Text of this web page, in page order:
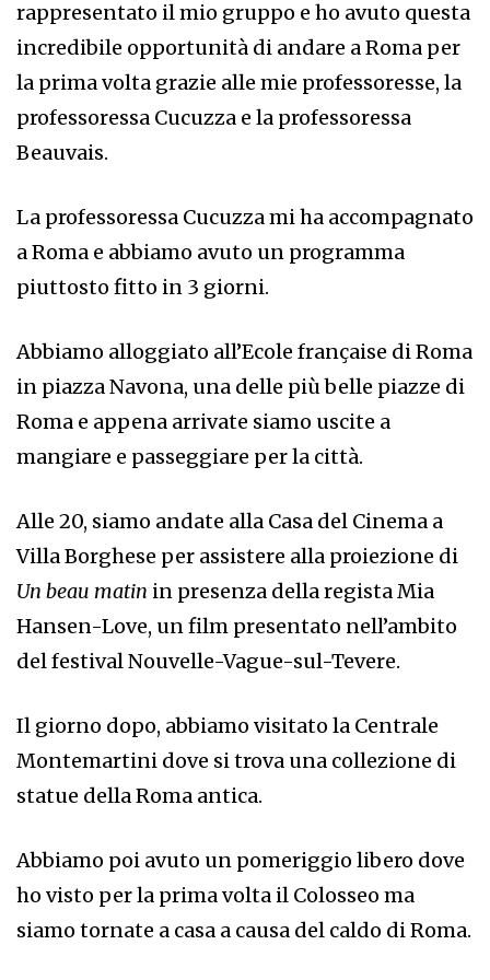
rappresentato il mio gruppo e ho avuto questa
incredibile opportunità di andare a Roma per
la prima volta grazie alle mie professoresse, la
professoressa Cucuzza e la professoressa
Beauvais.
La professoressa Cucuzza mi ha accompagnato
a Roma e abbiamo avuto un programma
piuttosto fitto in 3 giorni.
Abbiamo alloggiato all’Ecole française di Roma
in piazza Navona, una delle più belle piazze di
Roma e appena arrivate siamo uscite a
mangiare e passeggiare per la città.
Alle 20, siamo andate alla Casa del Cinema a
Villa Borghese per assistere alla proiezione di
Un beau matin in presenza della regista Mia
Hansen-Love, un film presentato nell’ambito
del festival Nouvelle-Vague-sul-Tevere.
Il giorno dopo, abbiamo visitato la Centrale
Montemartini dove si trova una collezione di
statue della Roma antica.
Abbiamo poi avuto un pomeriggio libero dove
ho visto per la prima volta il Colosseo ma
siamo tornate a casa a causa del caldo di Roma.